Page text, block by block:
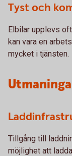
Tyst och
Elbilar upplevs
kan vara en
mycket i tjänsten.
Tillgång till
möjlighet att